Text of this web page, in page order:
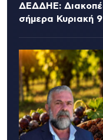
ΔΕΔΔΗΕ:
σήμερα Κυριακή